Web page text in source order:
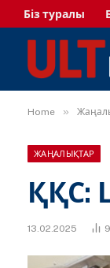
Біз туралы
Home »
ЖАҢАЛЫҚТАР
ҚҚС:
13.02.2025